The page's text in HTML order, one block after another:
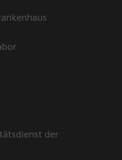
der